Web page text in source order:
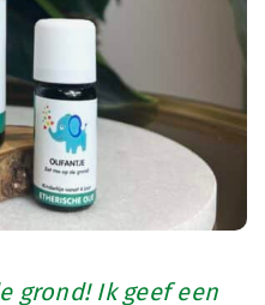
grond! Ik geef een